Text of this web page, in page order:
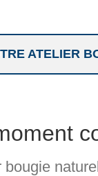
ATELIER
bougie